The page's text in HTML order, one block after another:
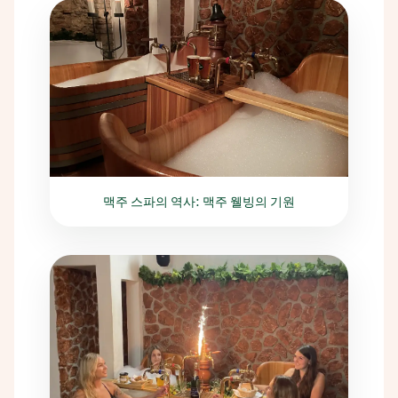
맥주 스파의 역사: 맥주 웰빙의 기원